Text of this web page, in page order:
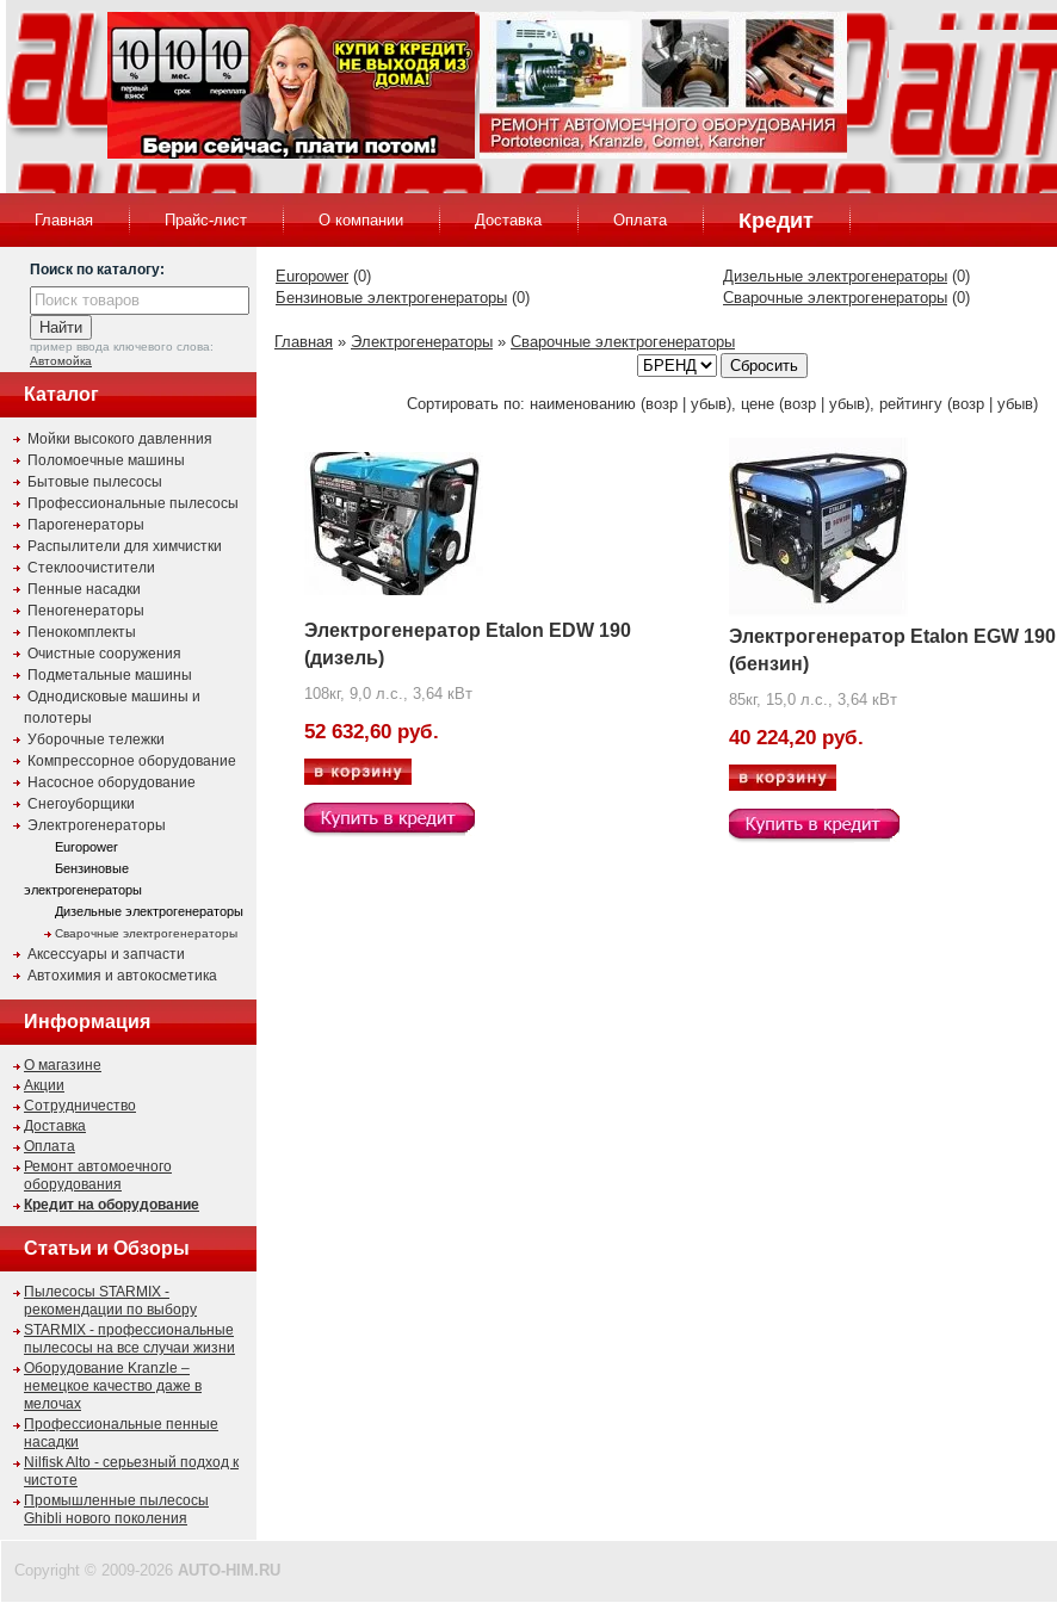
Главная Прайс-лист О компании Доставка Оплата Кредит
Поиск по каталогу:
пример ввода ключевого слова:
Автомойка
Каталог
Мойки высокого давленния
Поломоечные машины
Бытовые пылесосы
Профессиональные пылесосы
Парогенераторы
Распылители для химчистки
Стеклоочистители
Пенные насадки
Пеногенераторы
Пенокомплекты
Очистные сооружения
Подметальные машины
Однодисковые машины и
полотеры
Уборочные тележки
Компрессорное оборудование
Насосное оборудование
Снегоуборщики
Электрогенераторы
Europower
Бензиновые
электрогенераторы
Дизельные электрогенераторы
Сварочные электрогенераторы
Аксессуары и запчасти
Автохимия и автокосметика
Информация
О магазине
Акции
Сотрудничество
Доставка
Оплата
Ремонт автомоечного
оборудования
Кредит на оборудование
Статьи и Обзоры
Пылесосы STARMIX -
рекомендации по выбору
STARMIX - профессиональные
пылесосы на все случаи жизни
Оборудование Kranzle –
немецкое качество даже в
мелочах
Профессиональные пенные
насадки
Nilfisk Alto - серьезный подход к
чистоте
Промышленные пылесосы
Ghibli нового поколения
Europower (0)
Бензиновые электрогенераторы (0)
Дизельные электрогенераторы (0)
Сварочные электрогенераторы (0)
Главная » Электрогенераторы » Сварочные электрогенераторы
Сбросить
Сортировать по: наименованию (возр | убыв), цене (возр | убыв), рейтингу (возр | убыв)
Электрогенератор Etalon EDW 190
(дизель)
108кг, 9,0 л.с., 3,64 кВт
52 632,60 руб.
Электрогенератор Etalon EGW 190
(бензин)
85кг, 15,0 л.с., 3,64 кВт
40 224,20 руб.
Copyright © 2009-2026 AUTO-HIM.RU